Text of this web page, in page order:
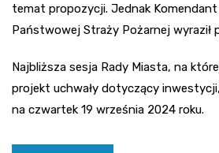
temat propozycji. Jednak
Państwowej Straży Pożarnej wyraził
Najbliższa sesja Rady Miasta, na
projekt uchwały dotyczący
na czwartek 19 września 2024 roku.